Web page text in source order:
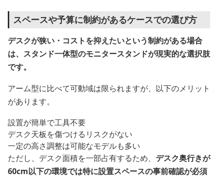
スペースや予算に制約があるケースでの選び方
デスクが狭い・コストを抑えたいという制約がある場合
は、スタンド一体型のモニタースタンドが現実的な選択肢
です。
アーム型に比べて可動域は限られますが、以下のメリット
があります。
設置が簡単で工具不要
デスク天板を傷つけるリスクがない
一定の高さ調整は可能なモデルも多い
ただし、デスク面積を一部占有するため、 デスク奥行きが
60cm以下の環境では特に設置スペースの事前確認が必須